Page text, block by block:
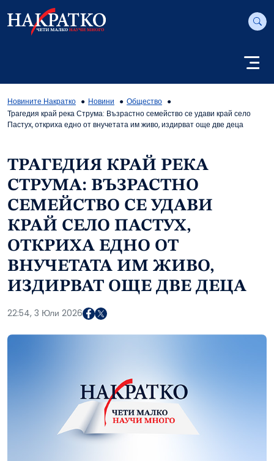
Новините Накратко Новини
Общество
Трагедия край река Струма: Възрастно семейство се удави край село
Пастух, откриха едно от внучетата им живо, издирват още две деца
ТРАГЕДИЯ КРАЙ РЕКА
СТРУМА: ВЪЗРАСТНО
СЕМЕЙСТВО СЕ УДАВИ
КРАЙ СЕЛО ПАСТУХ,
ОТКРИХА ЕДНО ОТ
ВНУЧЕТАТА ИМ ЖИВО,
ИЗДИРВАТ ОЩЕ ДВЕ ДЕЦА
22:54, 3 Юли 2026